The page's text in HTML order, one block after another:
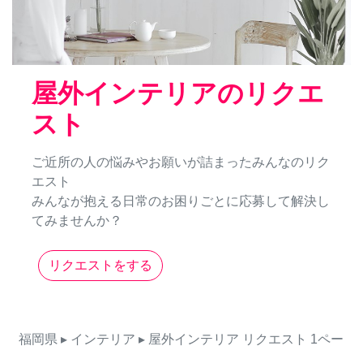
屋外インテリアのリクエ
スト
ご近所の人の悩みやお願いが詰まったみんなのリク
エスト
みんなが抱える日常のお困りごとに応募して解決し
てみませんか？
リクエストをする
福岡県 ▸ インテリア ▸ 屋外インテリア リクエスト 1ペー